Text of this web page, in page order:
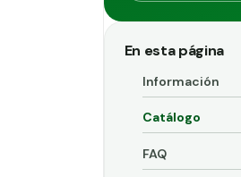
En esta página
Información
Catálogo
FAQ